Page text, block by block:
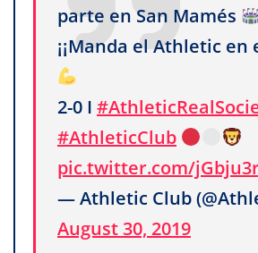
parte en San Mamés
¡¡Manda el Athletic en
2-0 I
#AthleticClub
pic.twitter.com/
— Athletic Club
August 30, 2019